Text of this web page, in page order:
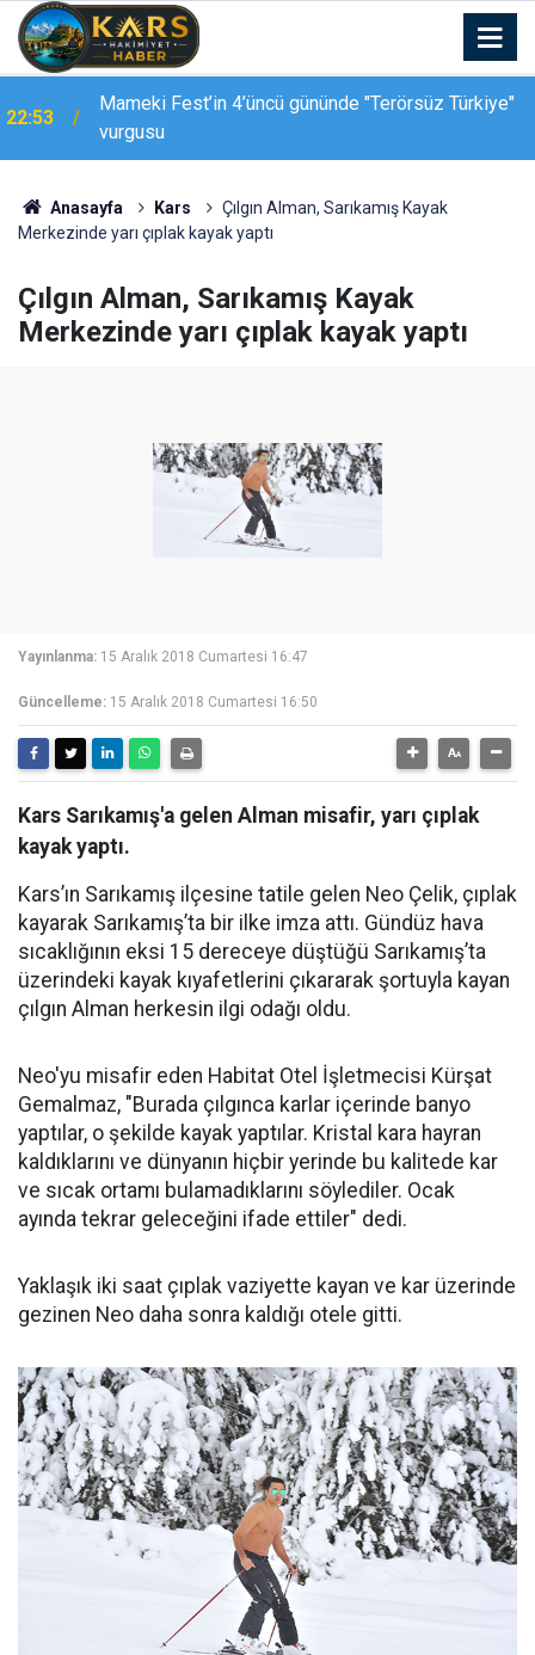
22:39
Kars-Akyaka yolcu treni arızalandı, hemzemin
geçitte araç kuyruğu oluştu
Anasayfa Kars
Çılgın Alman, Sarıkamış Kayak
Merkezinde yarı çıplak kayak yaptı
Çılgın Alman, Sarıkamış Kayak
Merkezinde yarı çıplak kayak yaptı
Yayınlanma: 15 Aralık 2018 Cumartesi 16:47
Güncelleme: 15 Aralık 2018 Cumartesi 16:50
Kars Sarıkamış'a gelen Alman misafir, yarı çıplak
kayak yaptı.
Kars’ın Sarıkamış ilçesine tatile gelen Neo Çelik, çıplak
kayarak Sarıkamış’ta bir ilke imza attı. Gündüz hava
sıcaklığının eksi 15 dereceye düştüğü Sarıkamış’ta
üzerindeki kayak kıyafetlerini çıkararak şortuyla kayan
çılgın Alman herkesin ilgi odağı oldu.
Neo'yu misafir eden Habitat Otel İşletmecisi Kürşat
Gemalmaz, "Burada çılgınca karlar içerinde banyo
yaptılar, o şekilde kayak yaptılar. Kristal kara hayran
kaldıklarını ve dünyanın hiçbir yerinde bu kalitede kar
ve sıcak ortamı bulamadıklarını söylediler. Ocak
ayında tekrar geleceğini ifade ettiler" dedi.
Yaklaşık iki saat çıplak vaziyette kayan ve kar üzerinde
gezinen Neo daha sonra kaldığı otele gitti.